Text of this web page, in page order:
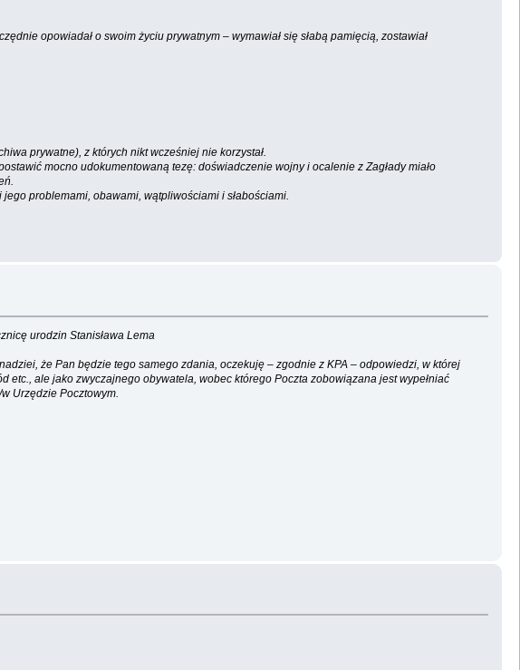
opowiadał o swoim życiu prywatnym – wymawiał się słabą pamięcią, zostawiał
prywatne), z których nikt wcześniej nie korzystał.
mocno udokumentowaną tezę: doświadczenie wojny i ocalenie z Zagłady miało
problemami, obawami, wątpliwościami i słabościami.
urodzin Stanisława Lema
że Pan będzie tego samego zdania, oczekuję – zgodnie z KPA – odpowiedzi, w której
ale jako zwyczajnego obywatela, wobec którego Poczta zobowiązana jest wypełniać
Urzędzie Pocztowym.